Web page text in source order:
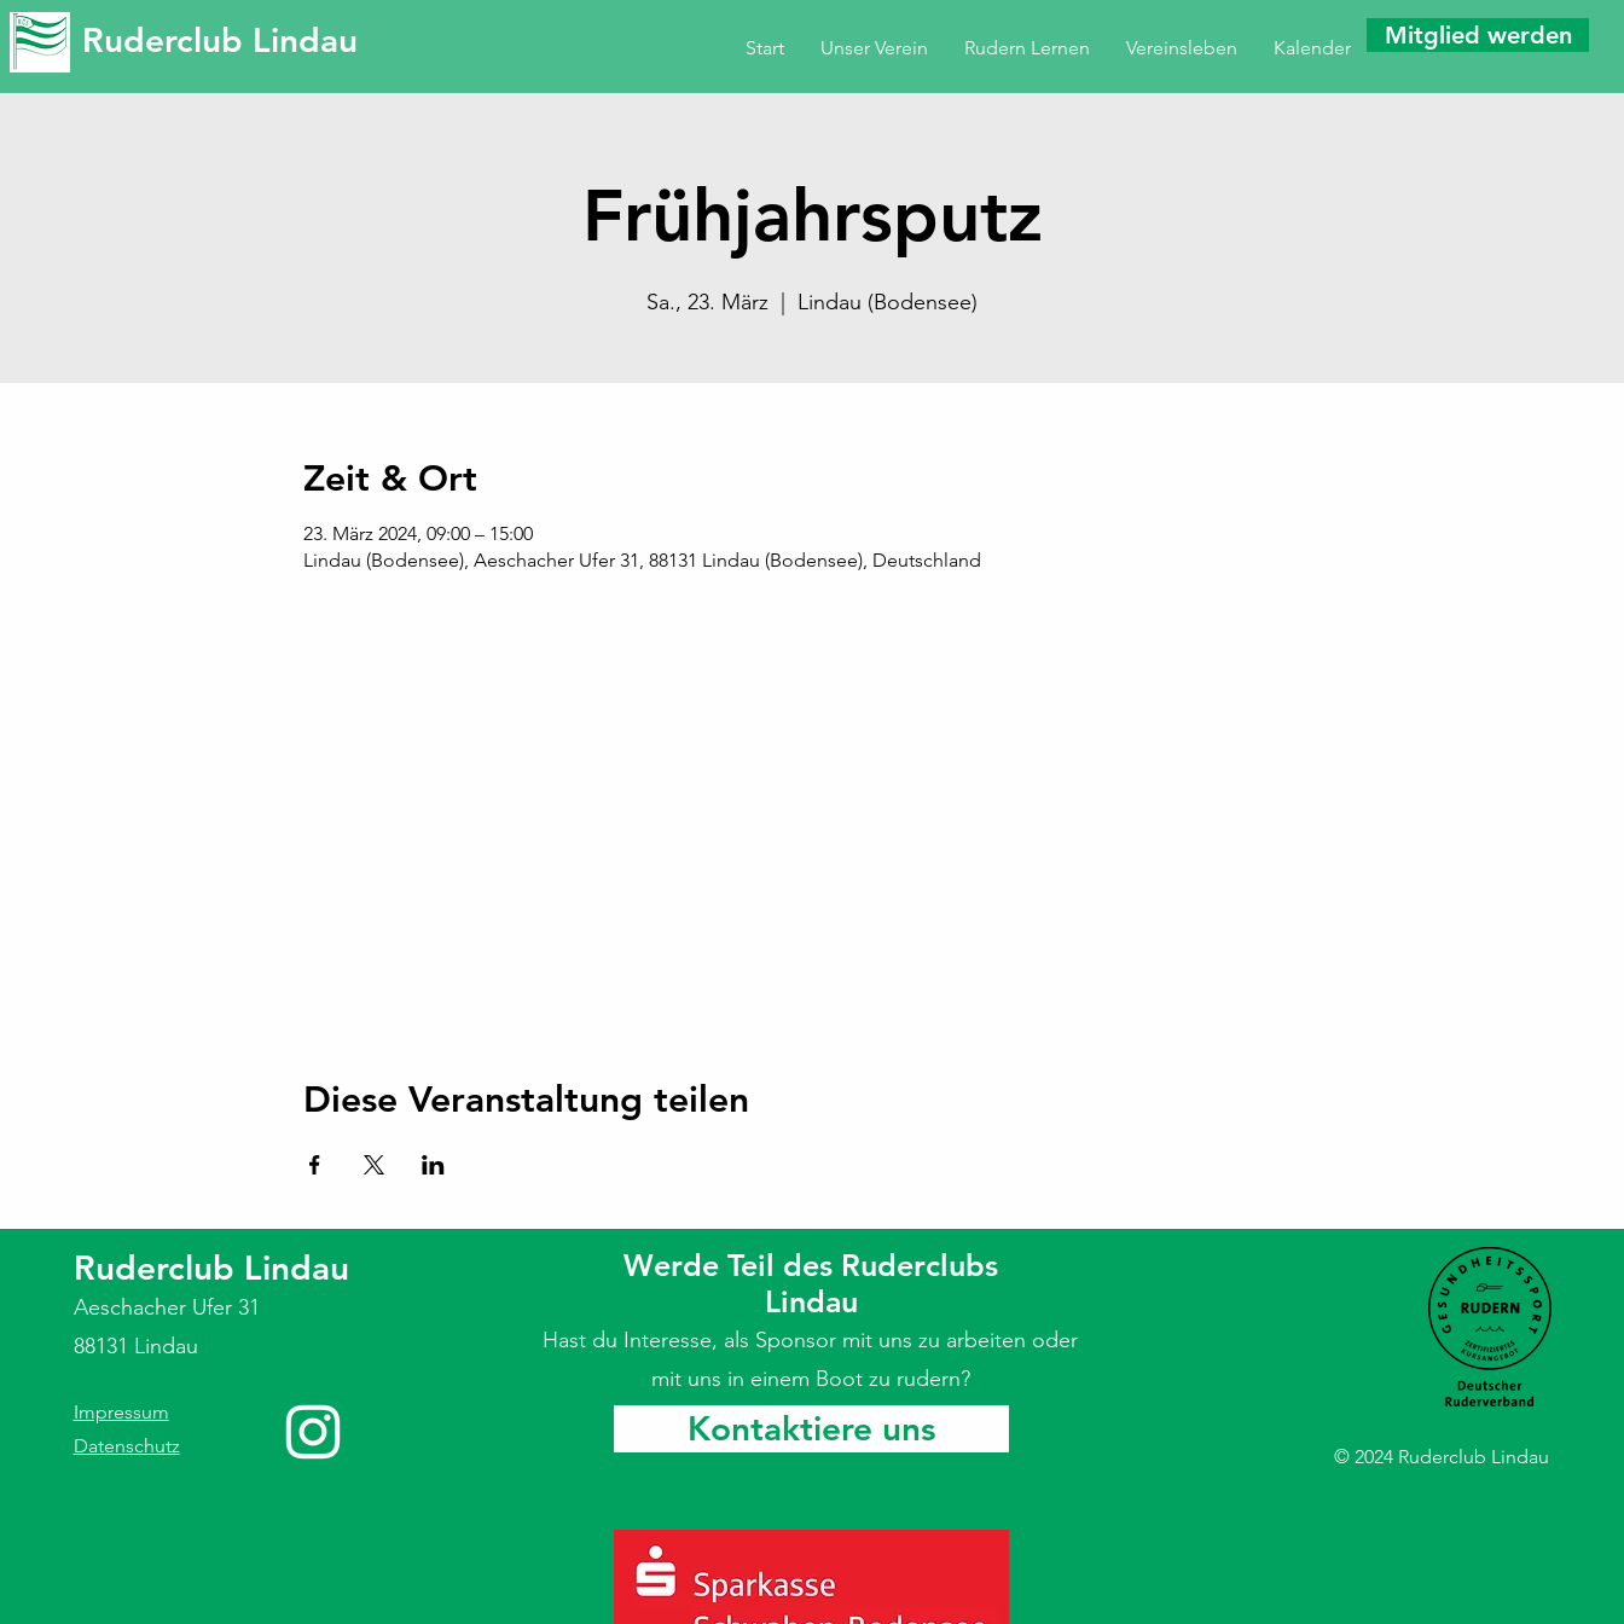
Ruderclub Lindau Start Unser Verein Rudern Lernen Vereinsleben Kalender Mitglied werden
Frühjahrsputz
Sa., 23. März Lindau (Bodensee)
Zeit & Ort
23. März 2024, 09:00 – 15:00
Lindau (Bodensee), Aeschacher Ufer 31, 88131 Lindau (Bodensee), Deutschland
Diese Veranstaltung teilen
Ruderclub Lindau
Aeschacher Ufer 31
88131 Lindau
Impressum
Datenschutz
Werde Teil des Ruderclubs
Lindau
Hast du Interesse, als Sponsor mit uns zu arbeiten oder
mit uns in einem Boot zu rudern?
Kontaktiere uns
© 2024 Ruderclub Lindau